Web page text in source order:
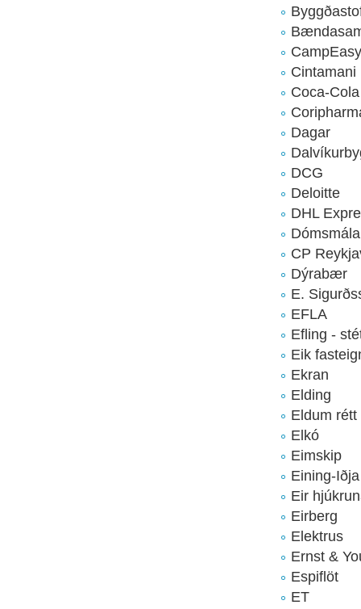
CampEasy
Cintamani
Coca-
Dagar
DCG
Deloitte
DHL
CP
Dýrabær
E.
EFLA
Efling -
Eik
Ekran
Elding
Eldum rétt
Elkó
Eimskip
Eining-Iðja
Eir
Eirberg
Elektrus
Ernst &
Espiflöt
ET